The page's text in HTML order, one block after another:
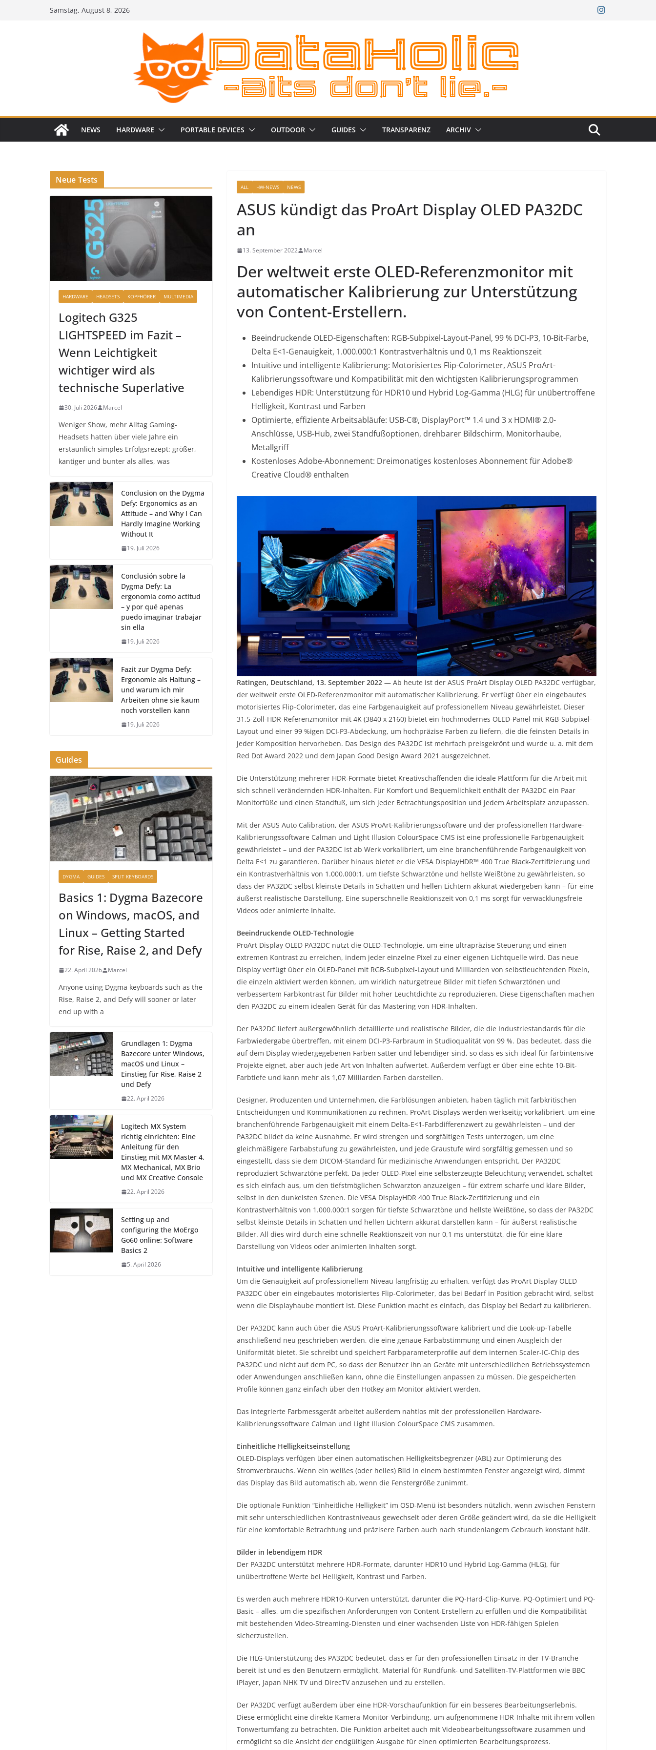
Samstag, August 8, 2026
NEWS HARDWARE PORTABLE DEVICES OUTDOOR GUIDES TRANSPARENZ ARCHIV
ALL HW-NEWS NEWS
ASUS kündigt das ProArt Display OLED PA32DC
an
13. September 2022 Marcel
Der weltweit erste OLED-Referenzmonitor mit
automatischer Kalibrierung zur Unterstützung
von Content-Erstellern.
Beeindruckende OLED-Eigenschaften: RGB-Subpixel-Layout-Panel, 99 % DCI-P3, 10-Bit-Farbe,
Delta E<1-Genauigkeit, 1.000.000:1 Kontrastverhältnis und 0,1 ms Reaktionszeit
Intuitive und intelligente Kalibrierung: Motorisiertes Flip-Colorimeter, ASUS ProArt-
Kalibrierungssoftware und Kompatibilität mit den wichtigsten Kalibrierungsprogrammen
Lebendiges HDR: Unterstützung für HDR10 und Hybrid Log-Gamma (HLG) für unübertroffene
Helligkeit, Kontrast und Farben
Optimierte, effiziente Arbeitsabläufe: USB-C®, DisplayPort™ 1.4 und 3 x HDMI® 2.0-
Anschlüsse, USB-Hub, zwei Standfußoptionen, drehbarer Bildschirm, Monitorhaube,
Metallgriff
Kostenloses Adobe-Abonnement: Dreimonatiges kostenloses Abonnement für Adobe®
Creative Cloud® enthalten
Ratingen, Deutschland, 13. September 2022 — Ab heute ist der ASUS ProArt Display OLED PA32DC verfügbar,
der weltweit erste OLED-Referenzmonitor mit automatischer Kalibrierung. Er verfügt über ein eingebautes
motorisiertes Flip-Colorimeter, das eine Farbgenauigkeit auf professionellem Niveau gewährleistet. Dieser
31,5-Zoll-HDR-Referenzmonitor mit 4K (3840 x 2160) bietet ein hochmodernes OLED-Panel mit RGB-Subpixel-
Layout und einer 99 %igen DCI-P3-Abdeckung, um hochpräzise Farben zu liefern, die die feinsten Details in
jeder Komposition hervorheben. Das Design des PA32DC ist mehrfach preisgekrönt und wurde u. a. mit dem
Red Dot Award 2022 und dem Japan Good Design Award 2021 ausgezeichnet.
Die Unterstützung mehrerer HDR-Formate bietet Kreativschaffenden die ideale Plattform für die Arbeit mit
sich schnell verändernden HDR-Inhalten. Für Komfort und Bequemlichkeit enthält der PA32DC ein Paar
Monitorfüße und einen Standfuß, um sich jeder Betrachtungsposition und jedem Arbeitsplatz anzupassen.
Mit der ASUS Auto Calibration, der ASUS ProArt-Kalibrierungssoftware und der professionellen Hardware-
Kalibrierungssoftware Calman und Light Illusion ColourSpace CMS ist eine professionelle Farbgenauigkeit
gewährleistet – und der PA32DC ist ab Werk vorkalibriert, um eine branchenführende Farbgenauigkeit von
Delta E<1 zu garantieren. Darüber hinaus bietet er die VESA DisplayHDR™ 400 True Black-Zertifizierung und
ein Kontrastverhältnis von 1.000.000:1, um tiefste Schwarztöne und hellste Weißtöne zu gewährleisten, so
dass der PA32DC selbst kleinste Details in Schatten und hellen Lichtern akkurat wiedergeben kann – für eine
äußerst realistische Darstellung. Eine superschnelle Reaktionszeit von 0,1 ms sorgt für verwacklungsfreie
Videos oder animierte Inhalte.
Beeindruckende OLED-Technologie
ProArt Display OLED PA32DC nutzt die OLED-Technologie, um eine ultrapräzise Steuerung und einen
extremen Kontrast zu erreichen, indem jeder einzelne Pixel zu einer eigenen Lichtquelle wird. Das neue
Display verfügt über ein OLED-Panel mit RGB-Subpixel-Layout und Milliarden von selbstleuchtenden Pixeln,
die einzeln aktiviert werden können, um wirklich naturgetreue Bilder mit tiefen Schwarztönen und
verbessertem Farbkontrast für Bilder mit hoher Leuchtdichte zu reproduzieren. Diese Eigenschaften machen
den PA32DC zu einem idealen Gerät für das Mastering von HDR-Inhalten.
Der PA32DC liefert außergewöhnlich detaillierte und realistische Bilder, die die Industriestandards für die
Farbwiedergabe übertreffen, mit einem DCI-P3-Farbraum in Studioqualität von 99 %. Das bedeutet, dass die
auf dem Display wiedergegebenen Farben satter und lebendiger sind, so dass es sich ideal für farbintensive
Projekte eignet, aber auch jede Art von Inhalten aufwertet. Außerdem verfügt er über eine echte 10-Bit-
Farbtiefe und kann mehr als 1,07 Milliarden Farben darstellen.
Designer, Produzenten und Unternehmen, die Farblösungen anbieten, haben täglich mit farbkritischen
Entscheidungen und Kommunikationen zu rechnen. ProArt-Displays werden werkseitig vorkalibriert, um eine
branchenführende Farbgenauigkeit mit einem Delta-E<1-Farbdifferenzwert zu gewährleisten – und der
PA32DC bildet da keine Ausnahme. Er wird strengen und sorgfältigen Tests unterzogen, um eine
gleichmäßigere Farbabstufung zu gewährleisten, und jede Graustufe wird sorgfältig gemessen und so
eingestellt, dass sie dem DICOM-Standard für medizinische Anwendungen entspricht. Der PA32DC
reproduziert Schwarztöne perfekt. Da jeder OLED-Pixel eine selbsterzeugte Beleuchtung verwendet, schaltet
es sich einfach aus, um den tiefstmöglichen Schwarzton anzuzeigen – für extrem scharfe und klare Bilder,
selbst in den dunkelsten Szenen. Die VESA DisplayHDR 400 True Black-Zertifizierung und ein
Kontrastverhältnis von 1.000.000:1 sorgen für tiefste Schwarztöne und hellste Weißtöne, so dass der PA32DC
selbst kleinste Details in Schatten und hellen Lichtern akkurat darstellen kann – für äußerst realistische
Bilder. All dies wird durch eine schnelle Reaktionszeit von nur 0,1 ms unterstützt, die für eine klare
Darstellung von Videos oder animierten Inhalten sorgt.
Intuitive und intelligente Kalibrierung
Um die Genauigkeit auf professionellem Niveau langfristig zu erhalten, verfügt das ProArt Display OLED
PA32DC über ein eingebautes motorisiertes Flip-Colorimeter, das bei Bedarf in Position gebracht wird, selbst
wenn die Displayhaube montiert ist. Diese Funktion macht es einfach, das Display bei Bedarf zu kalibrieren.
Der PA32DC kann auch über die ASUS ProArt-Kalibrierungssoftware kalibriert und die Look-up-Tabelle
anschließend neu geschrieben werden, die eine genaue Farbabstimmung und einen Ausgleich der
Uniformität bietet. Sie schreibt und speichert Farbparameterprofile auf dem internen Scaler-IC-Chip des
PA32DC und nicht auf dem PC, so dass der Benutzer ihn an Geräte mit unterschiedlichen Betriebssystemen
oder Anwendungen anschließen kann, ohne die Einstellungen anpassen zu müssen. Die gespeicherten
Profile können ganz einfach über den Hotkey am Monitor aktiviert werden.
Das integrierte Farbmessgerät arbeitet außerdem nahtlos mit der professionellen Hardware-
Kalibrierungssoftware Calman und Light Illusion ColourSpace CMS zusammen.
Einheitliche Helligkeitseinstellung
OLED-Displays verfügen über einen automatischen Helligkeitsbegrenzer (ABL) zur Optimierung des
Stromverbrauchs. Wenn ein weißes (oder helles) Bild in einem bestimmten Fenster angezeigt wird, dimmt
das Display das Bild automatisch ab, wenn die Fenstergröße zunimmt.
Die optionale Funktion “Einheitliche Helligkeit” im OSD-Menü ist besonders nützlich, wenn zwischen Fenstern
mit sehr unterschiedlichen Kontrastniveaus gewechselt oder deren Größe geändert wird, da sie die Helligkeit
für eine komfortable Betrachtung und präzisere Farben auch nach stundenlangem Gebrauch konstant hält.
Bilder in lebendigem HDR
Der PA32DC unterstützt mehrere HDR-Formate, darunter HDR10 und Hybrid Log-Gamma (HLG), für
unübertroffene Werte bei Helligkeit, Kontrast und Farben.
Es werden auch mehrere HDR10-Kurven unterstützt, darunter die PQ-Hard-Clip-Kurve, PQ-Optimiert und PQ-
Basic – alles, um die spezifischen Anforderungen von Content-Erstellern zu erfüllen und die Kompatibilität
mit bestehenden Video-Streaming-Diensten und einer wachsenden Liste von HDR-fähigen Spielen
sicherzustellen.
Die HLG-Unterstützung des PA32DC bedeutet, dass er für den professionellen Einsatz in der TV-Branche
bereit ist und es den Benutzern ermöglicht, Material für Rundfunk- und Satelliten-TV-Plattformen wie BBC
iPlayer, Japan NHK TV und DirecTV anzusehen und zu erstellen.
Der PA32DC verfügt außerdem über eine HDR-Vorschaufunktion für ein besseres Bearbeitungserlebnis.
Diese ermöglicht eine direkte Kamera-Monitor-Verbindung, um aufgenommene HDR-Inhalte mit ihrem vollen
Tonwertumfang zu betrachten. Die Funktion arbeitet auch mit Videobearbeitungssoftware zusammen und
ermöglicht so die Ansicht der endgültigen Ausgabe für einen optimierten Bearbeitungsprozess.
Neue Tests
HARDWARE HEADSETS KOPFHÖRER MULTIMEDIA
Logitech G325
LIGHTSPEED im Fazit –
Wenn Leichtigkeit
wichtiger wird als
technische Superlative
30. Juli 2026 Marcel
Weniger Show, mehr Alltag Gaming-
Headsets hatten über viele Jahre ein
erstaunlich simples Erfolgsrezept: größer,
kantiger und bunter als alles, was
Conclusion on the Dygma
Defy: Ergonomics as an
Attitude – and Why I Can
Hardly Imagine Working
Without It
19. Juli 2026
Conclusión sobre la
Dygma Defy: La
ergonomía como actitud
– y por qué apenas
puedo imaginar trabajar
sin ella
19. Juli 2026
Fazit zur Dygma Defy:
Ergonomie als Haltung –
und warum ich mir
Arbeiten ohne sie kaum
noch vorstellen kann
19. Juli 2026
Guides
DYGMA GUIDES SPLIT KEYBOARDS
Basics 1: Dygma Bazecore
on Windows, macOS, and
Linux – Getting Started
for Rise, Raise 2, and Defy
22. April 2026 Marcel
Anyone using Dygma keyboards such as the
Rise, Raise 2, and Defy will sooner or later
end up with a
Grundlagen 1: Dygma
Bazecore unter Windows,
macOS und Linux –
Einstieg für Rise, Raise 2
und Defy
22. April 2026
Logitech MX System
richtig einrichten: Eine
Anleitung für den
Einstieg mit MX Master 4,
MX Mechanical, MX Brio
und MX Creative Console
22. April 2026
Setting up and
configuring the MoErgo
Go60 online: Software
Basics 2
5. April 2026